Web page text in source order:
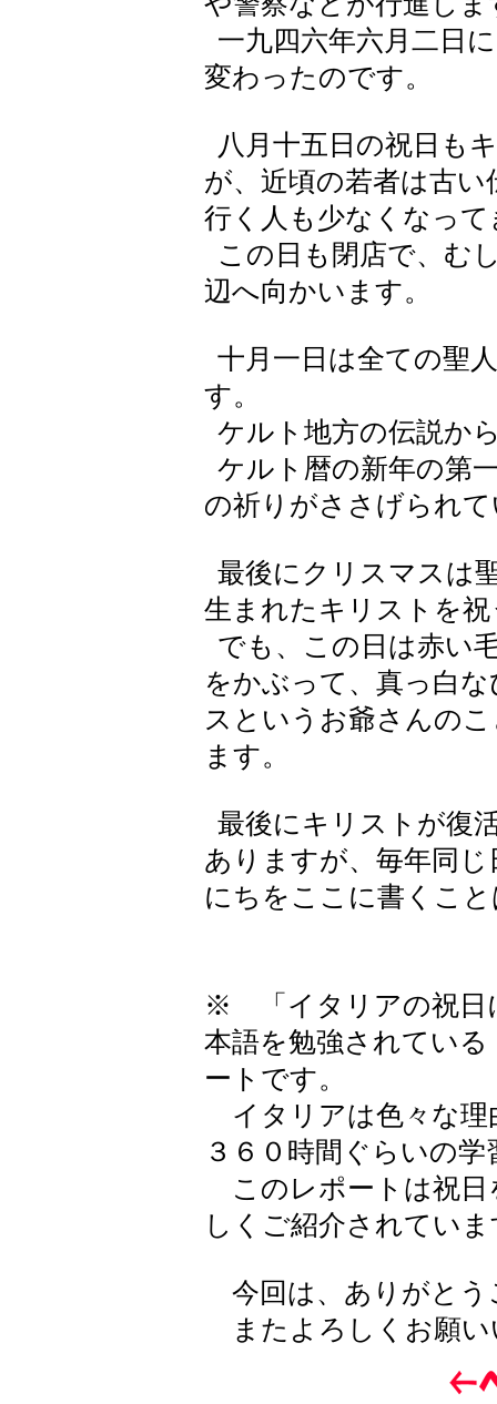
一九四六年六月二日
変わったのです。
八月十五日の祝日も
が、近頃の若者は古
行く人も少なくなっ
この日も閉店で、む
辺へ向かいます。
十月一日は全ての聖
す。
ケルト地方の伝説か
ケルト暦の新年の第
の祈りがささげられ
最後にクリスマスは
生まれたキリストを
でも、この日は赤い
をかぶって、真っ白
スというお爺さんの
ます。
最後にキリストが復
ありますが、毎年同
にちをここに書くこ
※ 「イタリアの祝日
本語を勉強されてい
ートです。
イタリアは色々な理
３６０時間ぐらいの
このレポートは祝日
しくご紹介されていま
今回は、ありがとう
またよろしくお願